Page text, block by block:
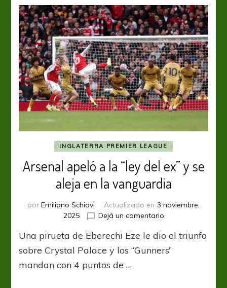
que
mete
presión
INGLATERRA PREMIER LEAGUE
Arsenal apeló a la “ley del ex” y se
aleja en la vanguardia
por Emiliano Schiavi Actualizado en 3 noviembre,
2025
Dejá un comentarioen
apeló
a
Una pirueta de Eberechi Eze le dio el triunfo
sobre Crystal Palace y los “Gunners”
mandan con 4 puntos de …